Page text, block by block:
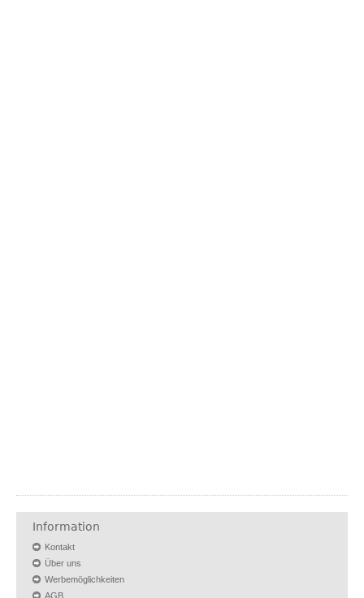
Information
Kontakt
Über uns
Werbemöglichkeiten
AGB